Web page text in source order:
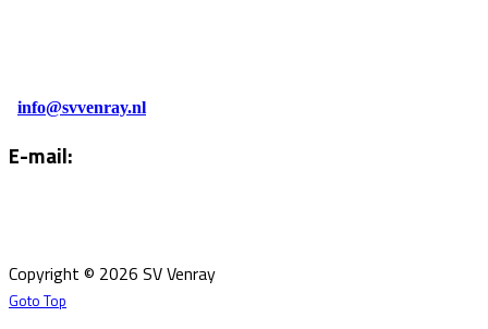
info@svvenray.nl
E-mail:
Copyright © 2026 SV Venray
Goto Top